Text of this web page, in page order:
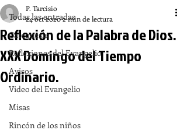
Todas las entradas
Catequesis
Reflexiones del Evangelio
Avisos
Video del Evangelio
Misas
Rincón de los niños
Reflexión de la Palabra de Dios.
XXX Domingo del Tiempo
Ordinario.
P. Tarcisio
24 oct 20202 min de lectura